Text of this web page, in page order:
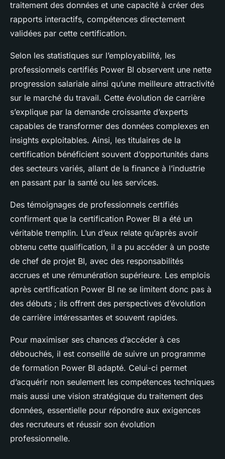
traitement des données et une capacité à créer des
rapports interactifs, compétences directement
validées par cette certification.
Selon les statistiques sur l’employabilité, les
professionnels certifiés Power BI observent une nette
progression salariale ainsi qu’une meilleure attractivité
sur le marché du travail. Cette évolution de carrière
s’explique par la demande croissante d’experts
capables de transformer des données complexes en
insights exploitables. Ainsi, les titulaires de la
certification bénéficient souvent d’opportunités dans
des secteurs variés, allant de la finance à l’industrie
en passant par la santé ou les services.
Des témoignages de professionnels certifiés
confirment que la certification Power BI a été un
véritable tremplin. L’un d’eux relate qu’après avoir
obtenu cette qualification, il a pu accéder à un poste
de chef de projet BI, avec des responsabilités
accrues et une rémunération supérieure. Les emplois
après certification Power BI ne se limitent donc pas à
des débuts ; ils offrent des perspectives d’évolution
de carrière intéressantes et souvent rapides.
Pour maximiser ses chances d’accéder à ces
débouchés, il est conseillé de suivre un programme
de formation Power BI adapté. Celui-ci permet
d’acquérir non seulement les compétences techniques
mais aussi une vision stratégique du traitement des
données, essentielle pour répondre aux exigences
des recruteurs et réussir son évolution
professionnelle.